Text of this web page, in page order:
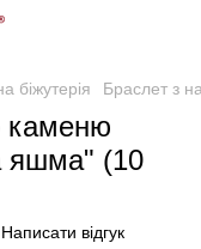
біжутерія Браслет з
каменю
яшма" (10
Написати відгук